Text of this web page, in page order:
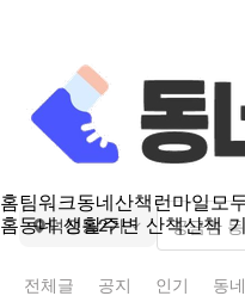
홈팀워크동네산책 런마일모
홈동네 생활주변 산책산책
덕진동2가
전체글 공지 인기 동